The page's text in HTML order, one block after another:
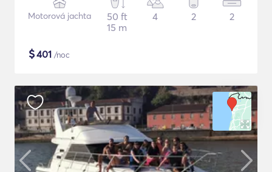
Motorová jachta
50 ft
15 m
4 2 2
$401 /noc